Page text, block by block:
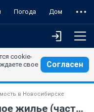
Погода Дом
cookie-
свое
Согласен
в Новосибирске
Молодая семья-доступное жилье (часть 4)